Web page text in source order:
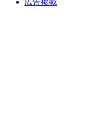
広告掲載